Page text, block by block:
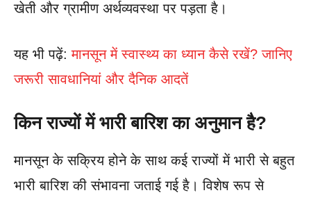
खेती और ग्रामीण अर्थव्यवस्था पर पड़ता है।
यह भी पढ़ें:मानसून में स्वास्थ्य का ध्यान कैसे रखें? जानिए
जरूरी सावधानियां और दैनिक आदतें
किन राज्यों में भारी बारिश का अनुमान है?
मानसून के सक्रिय होने के साथ कई राज्यों में भारी से बहुत
भारी बारिश की संभावना जताई गई है। विशेष रूप से